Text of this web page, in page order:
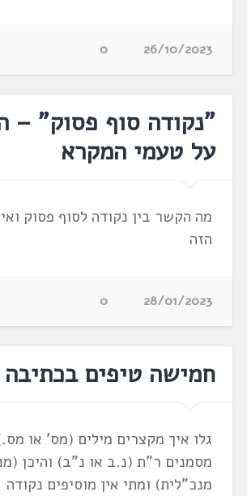
26/10/2023
0
"נקודה סוף פסוק" –
על טעמי המקרא
מה הקשר בין נקודה לסוף פסוק
הזה
28/01/2023
0
חמישה טיפים בכתיבה
גלו איך מקצרים מילים (מס' או
מסמנים ר"ת (נ.ב או נ"ב) והיכן
מנכ"לית) ומתי אין מוסיפים נקודה